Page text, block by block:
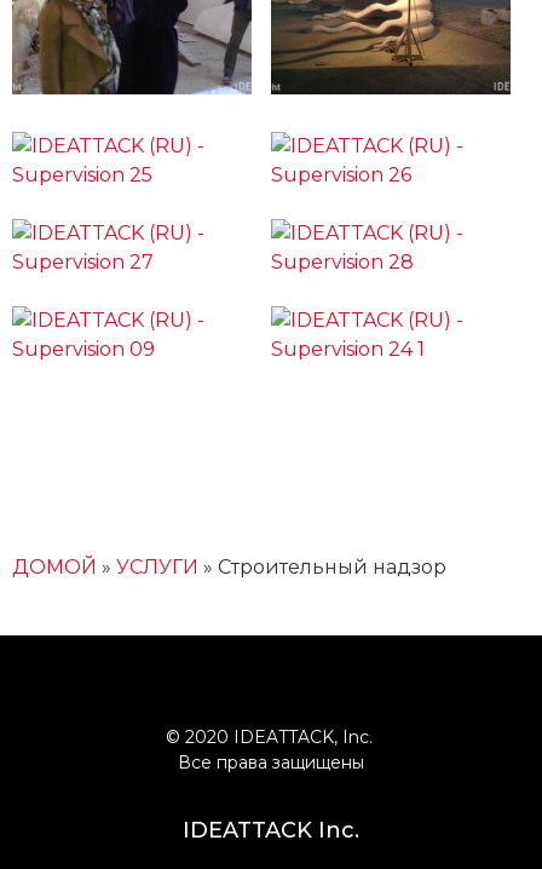
ДОМОЙ » УСЛУГИ » Строительный надзор
© 2020 IDEATTACK, Inc.
Все права защищены
IDEATTACK Inc.